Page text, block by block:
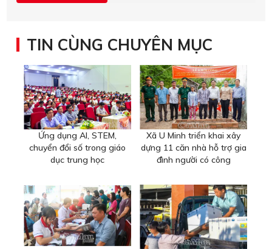
TIN CÙNG CHUYÊN MỤC
Ứng dụng AI, STEM,
chuyển đổi số trong giáo
dục trung học
Xã U Minh triển khai xây
dựng 11 căn nhà hỗ trợ gia
đình người có công